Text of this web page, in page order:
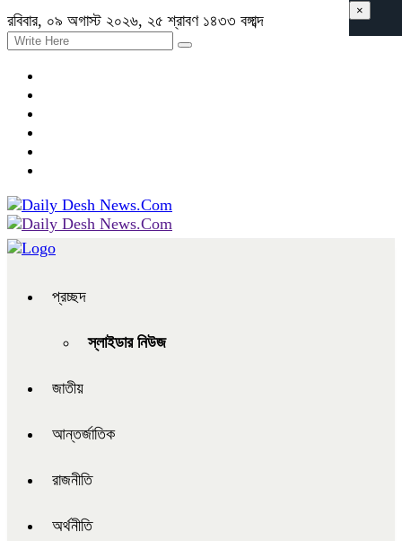
রবিবার, ০৯ অগাস্ট ২০২৬, ২৫ শ্রাবণ ১৪৩৩ বঙ্গাব্দ
প্রচ্ছদ
স্লাইডার নিউজ
জাতীয়
আন্তর্জাতিক
রাজনীতি
অর্থনীতি
×